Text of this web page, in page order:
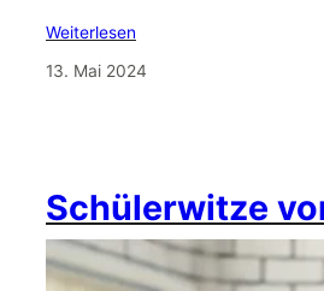
Weiterlesen
13. Mai 2024
Schülerwitze